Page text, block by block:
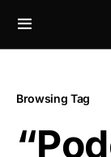
Browsing Tag